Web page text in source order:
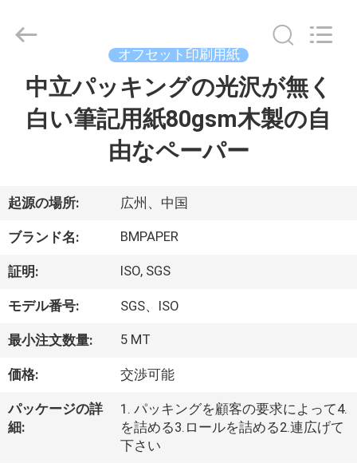
品
わ
た
し
ち
に
GUANGZHOU
BMPAPER
Reserved.
オフセット印刷用紙
中立パッキングの光沢が無く
白い筆記用紙80gsm木製の自
由なペーパー
起源の場所: 広州、中国
ブランド名: BMPAPER
証明: ISO, SGS
モデル番号: SGS、ISO
最小注文数量: 5 MT
価格: 交渉可能
パッケージの詳
細:
1. パッキングを顧客の要求によって4.
を詰める3.ロールを詰める2.連広げて
下さい